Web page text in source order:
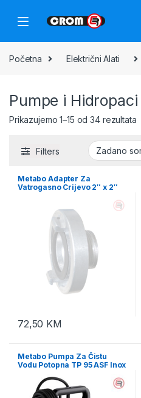
Početna Električni Alati
Pumpe i
Prikazujemo 1–15 od 34 rezultata
Filters
Metabo Adapter Za
Vatrogasno Crijevo 2″ x 2″
72,50 KM
Metabo Pumpa Za Čistu
Vodu Potopna TP 95 ASF Inox